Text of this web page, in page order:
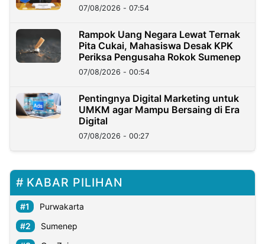
07/08/2026 - 07:54
Rampok Uang Negara Lewat Ternak
Pita Cukai, Mahasiswa Desak KPK
Periksa Pengusaha Rokok Sumenep
07/08/2026 - 00:54
Pentingnya Digital Marketing untuk
UMKM agar Mampu Bersaing di Era
Digital
07/08/2026 - 00:27
KABAR PILIHAN
Purwakarta
Sumenep